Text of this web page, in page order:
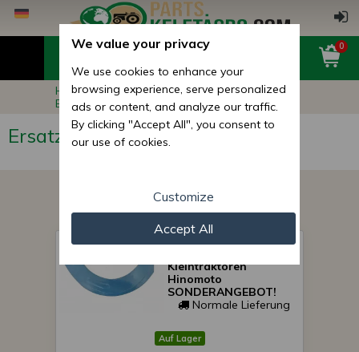
0
Hauptseite
Ersatzteile für Kleintraktoren
Ersatzteile für Sonderpreis
Ersatzteile für Sonderpreis
Bodenfräse Messer für
Kleintraktoren
Hinomoto
SONDERANGEBOT!
Normale Lieferung
Auf Lager
We value your privacy
We use cookies to enhance your
browsing experience, serve personalized
ads or content, and analyze our traffic.
By clicking "Accept All", you consent to
our use of cookies.
Customize
Accept All